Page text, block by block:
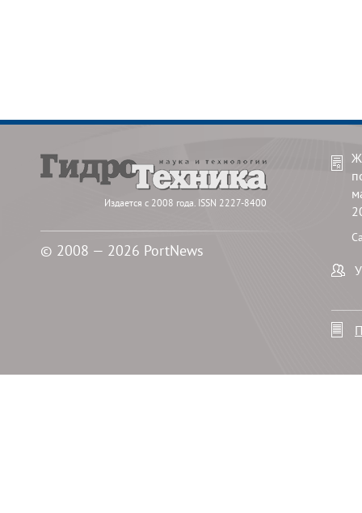
Издается с 2008 года. ISSN 2227-8400
© 2008 — 2026 PortNews